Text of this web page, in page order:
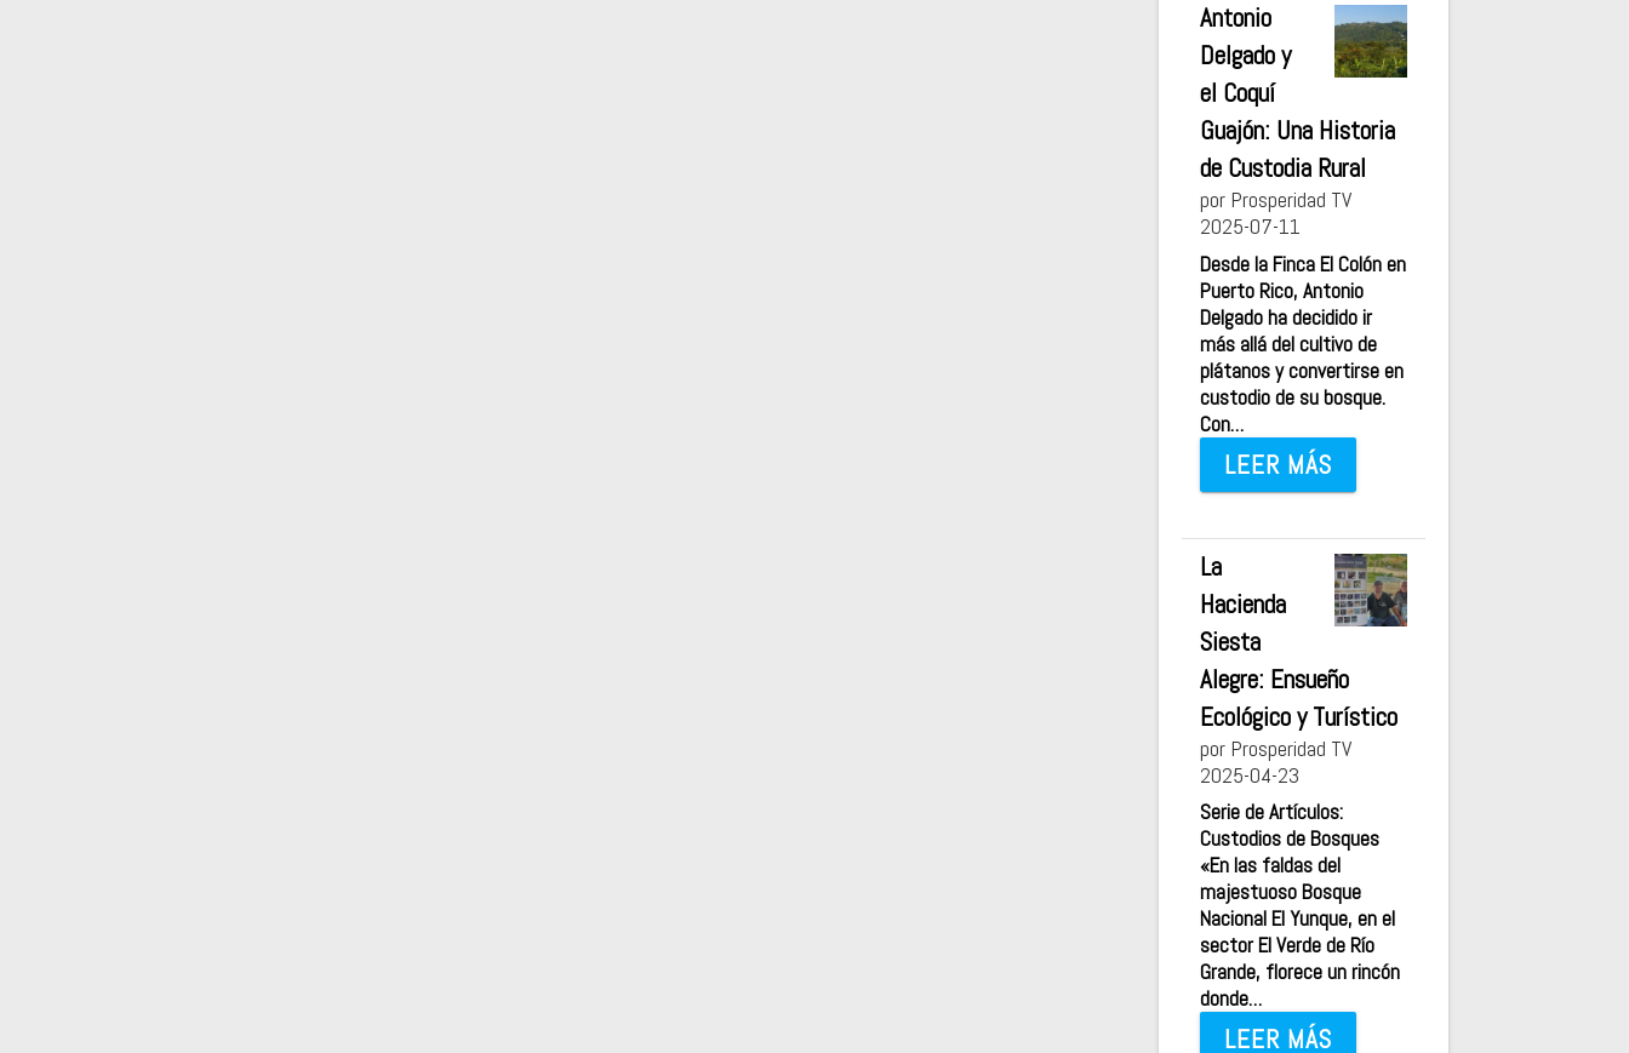
Antonio
Delgado y
el Coquí
Guajón: Una Historia
de Custodia Rural
por Prosperidad TV
2025-07-11
Desde la Finca El Colón en
Puerto Rico, Antonio
Delgado ha decidido ir
más allá del cultivo de
plátanos y convertirse en
custodio de su bosque.
Con…
LEER MÁS
La
Hacienda
Siesta
Alegre: Ensueño
Ecológico y Turístico
por Prosperidad TV
2025-04-23
Serie de Artículos:
Custodios de Bosques
«En las faldas del
majestuoso Bosque
Nacional El Yunque, en el
sector El Verde de Río
Grande, florece un rincón
donde…
LEER MÁS